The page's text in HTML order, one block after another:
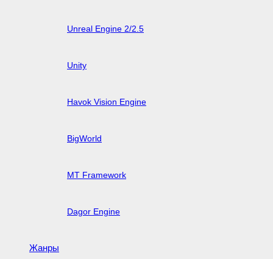
Unreal Engine 2/2.5
Unity
Havok Vision Engine
BigWorld
MT Framework
Dagor Engine
Жанры